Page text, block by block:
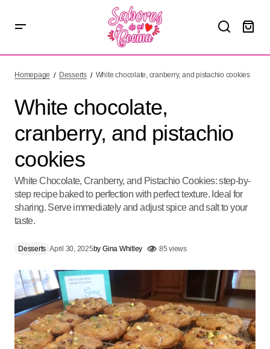
Homepage Desserts White chocolate, cranberry, and pistachio cookies
White chocolate,
cranberry, and pistachio
cookies
White Chocolate, Cranberry, and Pistachio Cookies: step-by-
step recipe baked to perfection with perfect texture. Ideal for
sharing. Serve immediately and adjust spice and salt to your
taste.
Desserts April 30, 2025by Gina Whitley 85 views